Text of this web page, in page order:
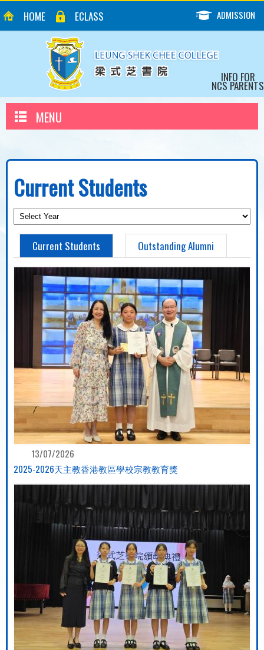
HOME ECLASS ADMISSION
INFO FOR
NCS PARENTS
MENU
Current Students
Current Students Outstanding Alumni
13/07/2026
2025-2026天主教香港教區學校宗教教育獎